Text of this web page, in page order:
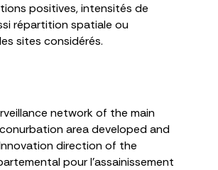
positives, intensités de
répartition spatiale ou
sites considérés.
network of the main
area developed and
direction of the
pour l’assainissement